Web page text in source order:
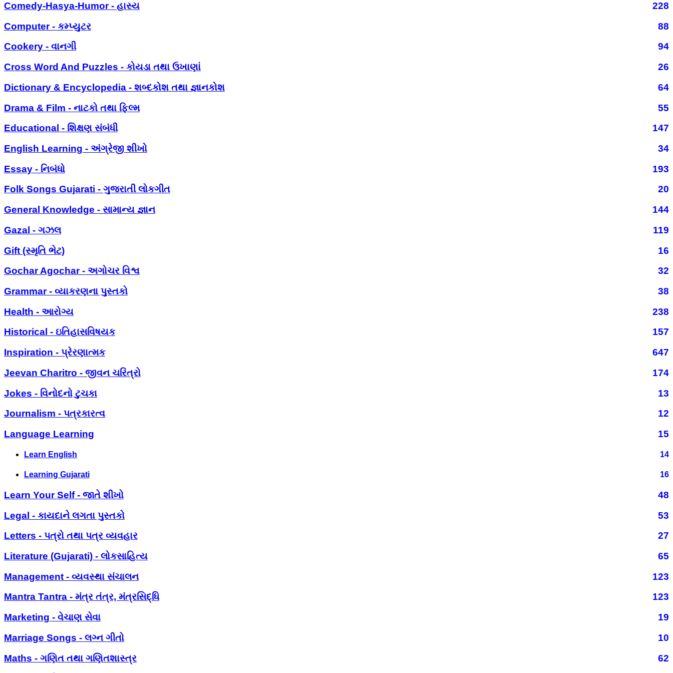
Comedy-Hasya-Humor - હાસ્ય
228
Computer - કમ્પ્યુટર
88
Cookery - વાનગી
94
Cross Word And Puzzles - કોયડા તથા ઉખાણાં
26
Dictionary & Encyclopedia - શબ્દકોશ તથા જ્ઞાનકોશ
64
Drama & Film - નાટકો તથા ફિલ્મ
55
Educational - શિક્ષણ સંબંધી
147
English Learning - અંગ્રેજી શીખો
34
Essay - નિબંધો
193
Folk Songs Gujarati - ગુજરાતી લોકગીત
20
General Knowledge - સામાન્ય જ્ઞાન
144
Gazal - ગઝલ
119
Gift (સ્મૃતિ ભેટ)
16
Gochar Agochar - અગોચર વિશ્વ
32
Grammar - વ્યાકરણના પુસ્તકો
38
Health - આરોગ્ય
238
Historical - ઇતિહાસવિષયક
157
Inspiration - પ્રેરણાત્મક
647
Jeevan Charitro - જીવન ચરિત્રો
174
Jokes - વિનોદનો ટુચકા
13
Journalism - પત્રકારત્વ
12
Language Learning
15
Learn English 14
Learning Gujarati 16
Learn Your Self - જાતે શીખો
48
Legal - કાયદાને લગતા પુસ્તકો
53
Letters - પત્રો તથા પત્ર વ્યવહાર
27
Literature (Gujarati) - લોકસાહિત્ય
65
Management - વ્યવસ્થા સંચાલન
123
Mantra Tantra - મંત્ર તંત્ર, મંત્રસિદ્ધિ
123
Marketing - વેચાણ સેવા
19
Marriage Songs - લગ્ન ગીતો
10
Maths - ગણિત તથા ગણિતશાસ્ત્ર
62